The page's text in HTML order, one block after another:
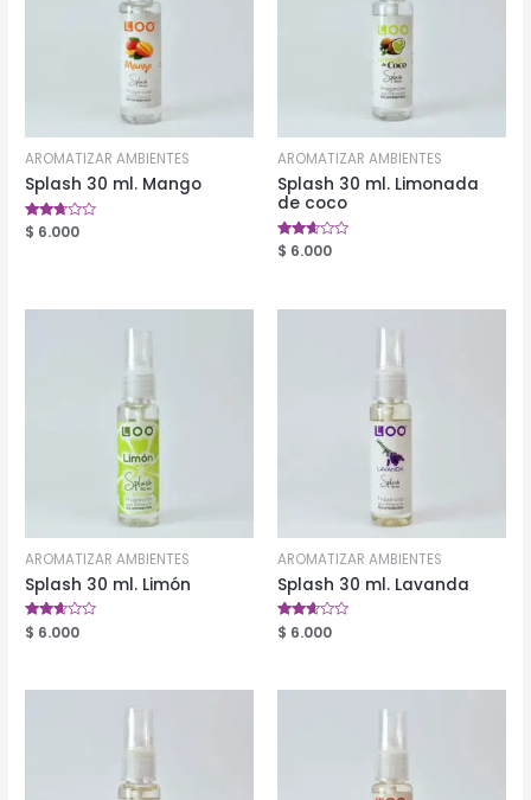
AROMATIZAR AMBIENTES
Splash 30 ml. Mango
Valorado
en
$ 6.000
AROMATIZAR AMBIENTES
Splash 30 ml. Limonada
de coco
Valorado
en
$ 6.000
AROMATIZAR AMBIENTES
Splash 30 ml. Limón
Valorado
en
$ 6.000
AROMATIZAR AMBIENTES
Splash 30 ml. Lavanda
Valorado
en
$ 6.000